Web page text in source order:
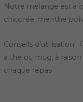
Notre mélange est à
chicorée, menthe
Conseils d’utilisation :
à thé ou mug, à
chaque repas